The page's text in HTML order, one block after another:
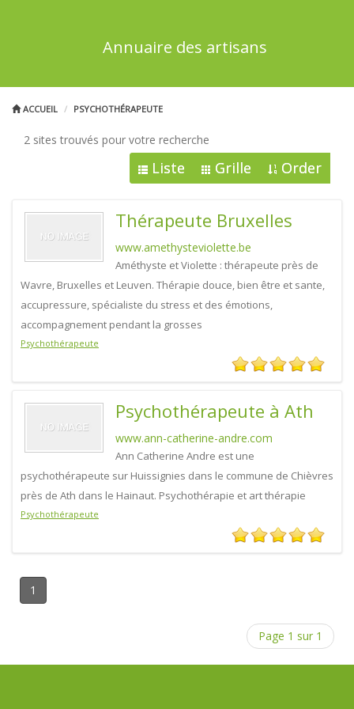
Annuaire des artisans
ACCUEIL PSYCHOTHÉRAPEUTE
2 sites trouvés pour votre recherche
Liste Grille Order
Thérapeute Bruxelles
www.amethysteviolette.be
Améthyste et Violette : thérapeute près de
Wavre, Bruxelles et Leuven. Thérapie douce, bien être et sante,
accupressure, spécialiste du stress et des émotions,
accompagnement pendant la grosses
Psychothérapeute
Psychothérapeute à Ath
www.ann-catherine-andre.com
Ann Catherine Andre est une
psychothérapeute sur Huissignies dans le commune de Chièvres
près de Ath dans le Hainaut. Psychothérapie et art thérapie
Psychothérapeute
1
Page 1 sur 1